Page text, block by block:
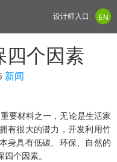
EN
设计师入口
个因素
新闻
材料之一，无论是生活家
有很大的潜力，开发利用竹
身具有低碳、环保、自然的
个因素。